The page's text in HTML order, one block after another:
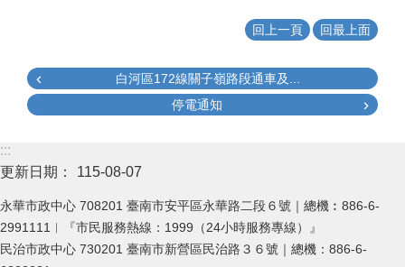
回上一頁 回最上面
白河區172線關子嶺路段通車及...
停電通知
:::
更新日期：
115-08-07
永華市政中心 708201 臺南市安平區永華路二段６號｜總機︰886-6-
2991111︱『市民服務熱線：1999（24小時服務專線）』
民治市政中心 730201 臺南市新營區民治路３６號｜總機：886-6-